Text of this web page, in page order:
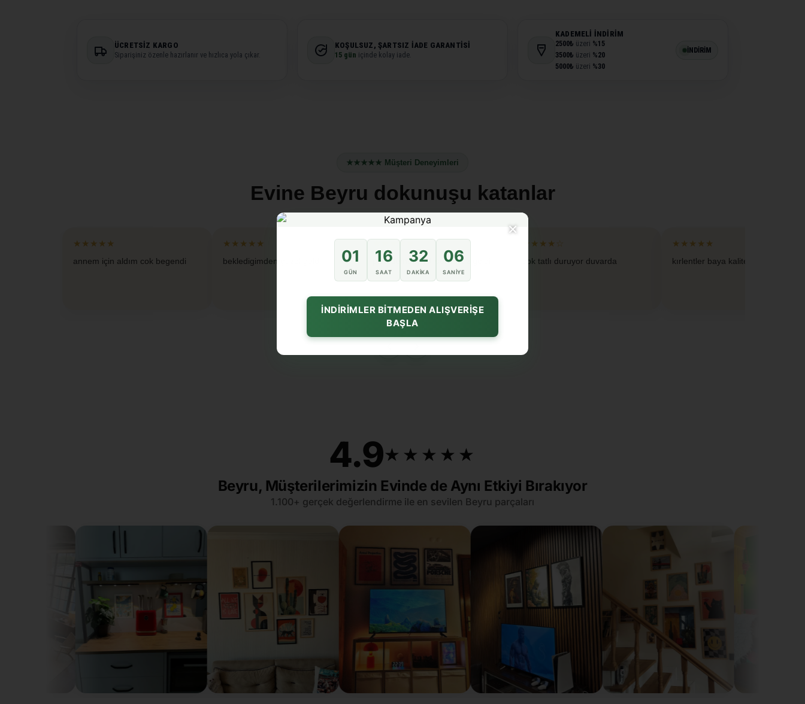
ÜCRETSIZ KARGO
Siparişiniz özenle hazırlanır ve hızlıca yola çıkar.
KOŞULSUZ, ŞARTSIZ İADE GARANTISI
15 gün içinde kolay iade.
KADEMELI İNDIRIM
2500₺ üzeri %15
3500₺ üzeri %20
5000₺ üzeri %30
İNDİRİM
★★★★★ Müşteri Deneyimleri
Evine Beyru dokunuşu katanlar
★★★★★
annem için aldım cok begendi
★★★★★
bekledigimden guzel geldi
★★★★★
paketleme iyiydi sorunsuz geldi
★★★★☆
cok tatlı duruyor duvarda
★★★★★
kırlentler baya kaliteliymis
‹ ›
4.9★★★★★
★★★★★
Beyru, Müşterilerimizin Evinde de Aynı Etkiyi Bırakıyor
1.100+ gerçek değerlendirme ile en sevilen Beyru parçaları
×
01
GÜN
16
SAAT
32
DAKIKA
04
SANIYE
İNDİRİMLER BİTMEDEN ALIŞVERİŞE
BAŞLA